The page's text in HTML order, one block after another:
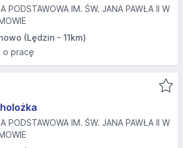
PODSTAWOWA IM. ŚW. JANA PAWŁA II W
(Lędzin - 11km)
o pracę
PODSTAWOWA IM. ŚW. JANA PAWŁA II W